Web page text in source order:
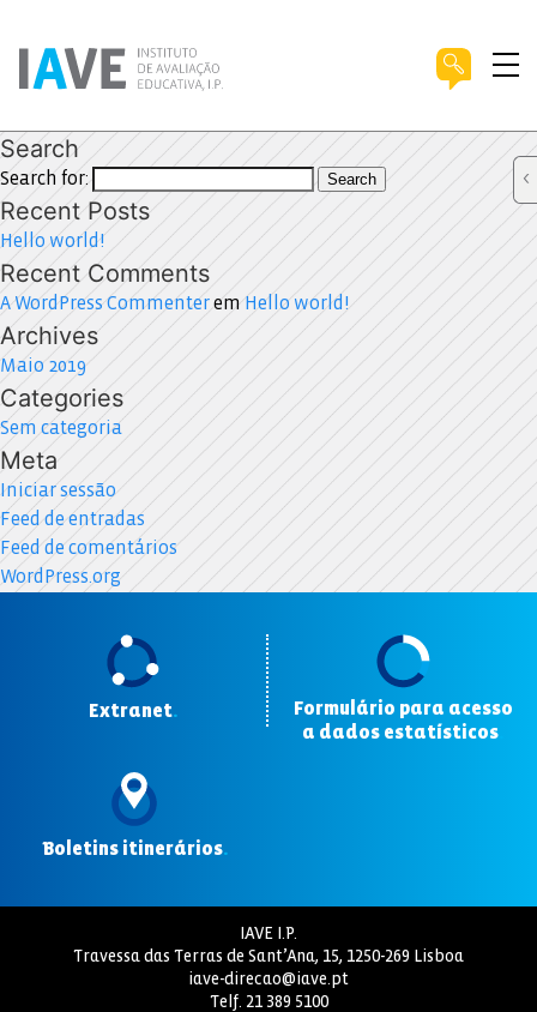
Search
Search for: Search
Recent Posts
Hello world!
Recent Comments
A WordPress Commenterem Hello world!
Archives
Maio 2019
Categories
Sem categoria
Meta
Iniciar sessão
Feed de entradas
Feed de comentários
WordPress.org
Extranet.
Formulário para acesso
a dados estatísticos
Boletins itinerários.
IAVE I.P.
Travessa das Terras de Sant’Ana, 15, 1250-269 Lisboa
iave-direcao@iave.pt
Telf. 21 389 5100